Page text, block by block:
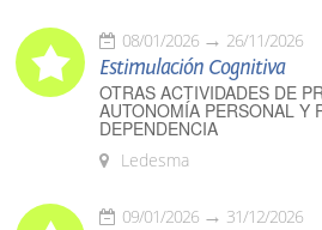
08/01/2026 26/11/2026
Estimulación Cognitiva
OTRAS ACTIVIDADES DE
AUTONOMÍA PERSONAL Y
DEPENDENCIA
Ledesma
09/01/2026 31/12/2026